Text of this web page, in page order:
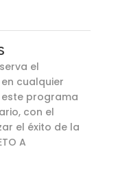
el
cualquier
programa
con el
el éxito de la
A